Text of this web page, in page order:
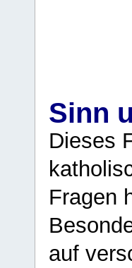
Sinn
Dieses
Fragen
auf